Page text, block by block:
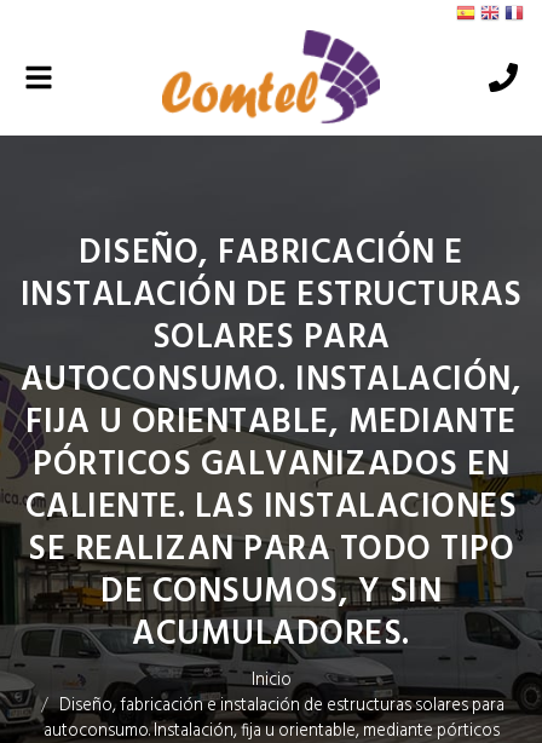
Alternar
navegación
DISEÑO, FABRICACIÓN E
INSTALACIÓN DE ESTRUCTURAS
SOLARES PARA
AUTOCONSUMO. INSTALACIÓN,
FIJA U ORIENTABLE, MEDIANTE
PÓRTICOS GALVANIZADOS EN
CALIENTE. LAS INSTALACIONES
SE REALIZAN PARA TODO TIPO
DE CONSUMOS, Y SIN
ACUMULADORES.
Inicio
Diseño, fabricación e instalación de estructuras solares para
autoconsumo. Instalación, fija u orientable, mediante pórticos